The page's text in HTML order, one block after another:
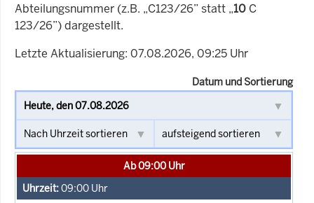
Abteilungsnummer (z.B. „C123/26” statt „10 C
123/26”) dargestellt.
Letzte Aktualisierung: 07.08.2026, 09:25 Uhr
Datum und Sortierung
Ab 09:00 Uhr
09:00 Uhr